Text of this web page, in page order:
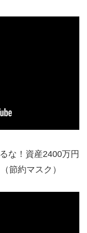
な！資産2400万円
節約マスク）